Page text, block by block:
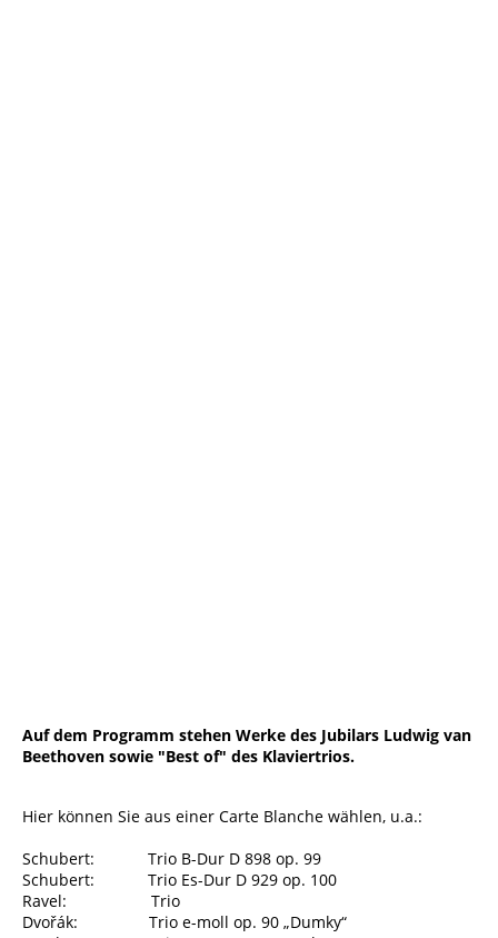
Auf dem Programm stehen Werke des Jubilars Ludwig van
Beethoven sowie "Best of" des Klaviertrios.
Hier können Sie aus einer Carte Blanche wählen, u.a.:
Schubert: Trio B-Dur D 898 op. 99
Schubert: Trio Es-Dur D 929 op. 100
Ravel: Trio
Dvořák: Trio e-moll op. 90 „Dumky“